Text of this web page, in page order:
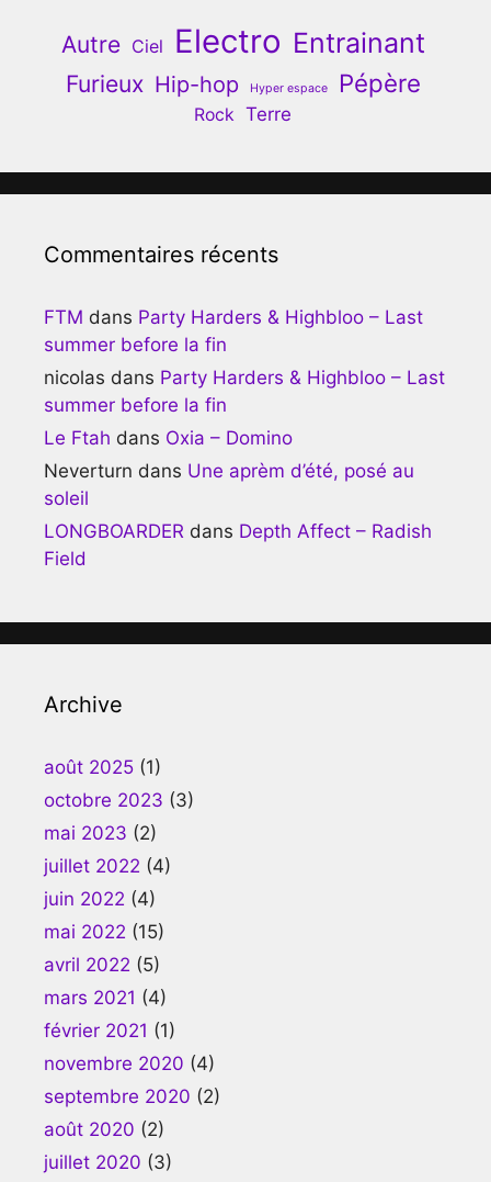
Autre Ciel Electro Entrainant
Furieux Hip-hop Hyper espace Pépère
Rock Terre
Commentaires récents
FTM dans Party Harders & Highbloo – Last
summer before la fin
nicolas dans Party Harders & Highbloo – Last
summer before la fin
Le Ftah dans Oxia – Domino
Neverturn dans Une aprèm d’été, posé au
soleil
LONGBOARDER dans Depth Affect – Radish
Field
Archive
août 2025 (1)
octobre 2023 (3)
mai 2023 (2)
juillet 2022 (4)
juin 2022 (4)
mai 2022 (15)
avril 2022 (5)
mars 2021 (4)
février 2021 (1)
novembre 2020 (4)
septembre 2020 (2)
août 2020 (2)
juillet 2020 (3)